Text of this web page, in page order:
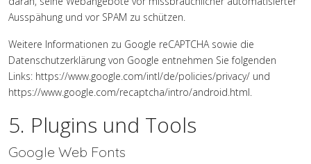
Ausspähung und vor SPAM zu schützen.
Weitere Informationen zu Google reCAPTCHA sowie die
Datenschutzerklärung von Google entnehmen Sie folgenden
Links: https://www.google.com/intl/de/policies/privacy/ und
https://www.google.com/recaptcha/intro/android.html.
5. Plugins und Tools
Google Web Fonts